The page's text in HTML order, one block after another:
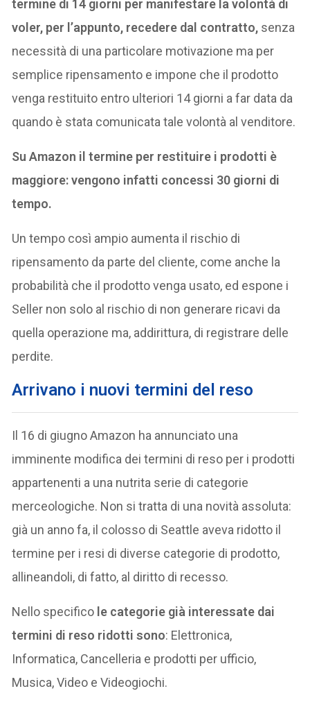
termine di 14 giorni per manifestare la volontà di
voler, per l’appunto, recedere dal contratto, senza
necessità di una particolare motivazione ma per
semplice ripensamento e impone che il prodotto
venga restituito entro ulteriori 14 giorni a far data da
quando è stata comunicata tale volontà al venditore.
Su Amazon il termine per restituire i prodotti è
maggiore: vengono infatti concessi 30 giorni di
tempo.
Un tempo così ampio aumenta il rischio di
ripensamento da parte del cliente, come anche la
probabilità che il prodotto venga usato, ed espone i
Seller non solo al rischio di non generare ricavi da
quella operazione ma, addirittura, di registrare delle
perdite.
Arrivano i nuovi termini del reso
Il 16 di giugno Amazon ha annunciato una
imminente modifica dei termini di reso per i prodotti
appartenenti a una nutrita serie di categorie
merceologiche. Non si tratta di una novità assoluta:
già un anno fa, il colosso di Seattle aveva ridotto il
termine per i resi di diverse categorie di prodotto,
allineandoli, di fatto, al diritto di recesso.
Nello specifico le categorie già interessate dai
termini di reso ridotti sono: Elettronica,
Informatica, Cancelleria e prodotti per ufficio,
Musica, Video e Videogiochi.